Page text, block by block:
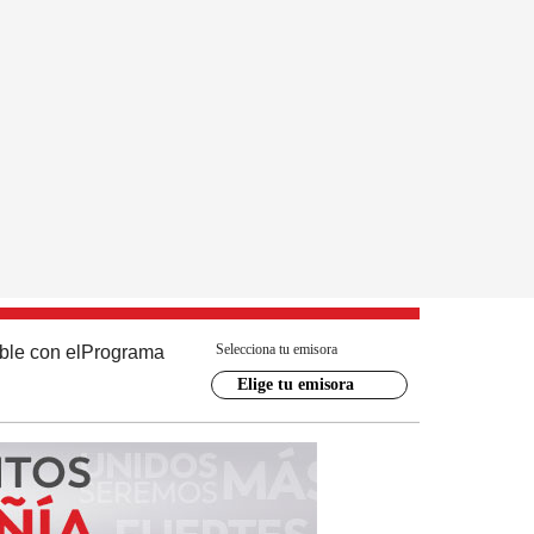
con el Programa Selecciona tu emisora
Elige tu emisora